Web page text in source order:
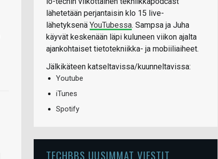
lähetetään perjantaisin klo 15 live-
lähetyksenä YouTubessa. Sampsa ja Juha
käyvät keskenään läpi kuluneen viikon ajalta
ajankohtaiset tietotekniikka- ja mobiiliaiheet.
Jälkikäteen katseltavissa/kuunneltavissa:
Youtube
iTunes
Spotify
TECHBBS UUSIMMAT VIESTIT